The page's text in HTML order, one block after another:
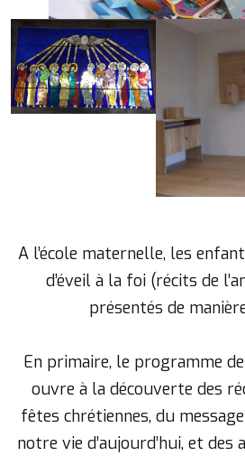
A l’école maternelle, les
d’éveil à la foi (récits de
présentés de
En primaire, le programme
ouvre à la découverte des
fêtes chrétiennes, du
notre vie d’aujourd’hui, et